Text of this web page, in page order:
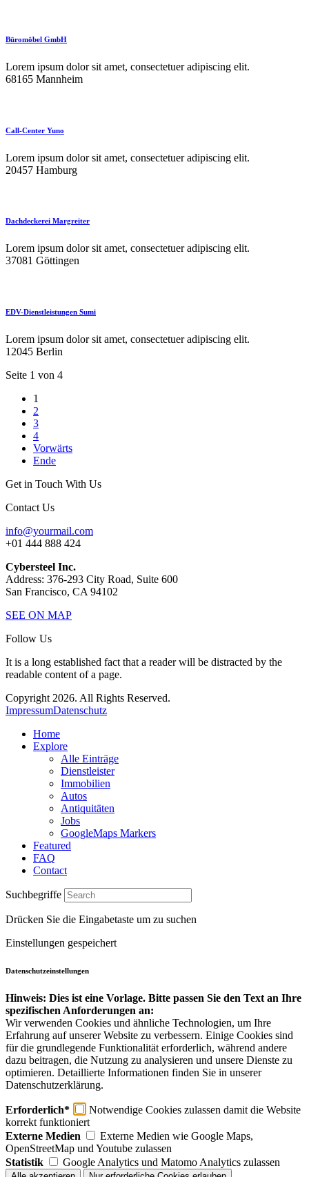
Büromöbel GmbH
Lorem ipsum dolor sit amet, consectetuer adipiscing elit.
68165 Mannheim
Call-Center Yuno
Lorem ipsum dolor sit amet, consectetuer adipiscing elit.
20457 Hamburg
Dachdeckerei Margreiter
Lorem ipsum dolor sit amet, consectetuer adipiscing elit.
37081 Göttingen
EDV-Dienstleistungen Sumi
Lorem ipsum dolor sit amet, consectetuer adipiscing elit.
12045 Berlin
Seite 1 von 4
1
2
3
4
Vorwärts
Ende
Get in Touch With Us
Contact Us
info@yourmail.com
+01 444 888 424
Cybersteel Inc.
Address: 376-293 City Road, Suite 600
San Francisco, CA 94102
SEE ON MAP
Follow Us
It is a long established fact that a reader will be distracted by the
readable content of a page.
Copyright 2026. All Rights Reserved.
ImpressumDatenschutz
Home
Explore
Alle Einträge
Dienstleister
Immobilien
Autos
Antiquitäten
Jobs
GoogleMaps Markers
Featured
FAQ
Contact
Suchbegriffe
Drücken Sie die Eingabetaste um zu suchen
Einstellungen gespeichert
Datenschutzeinstellungen
Hinweis: Dies ist eine Vorlage. Bitte passen Sie den Text an Ihre
spezifischen Anforderungen an:
Wir verwenden Cookies und ähnliche Technologien, um Ihre
Erfahrung auf unserer Website zu verbessern. Einige Cookies sind
für die grundlegende Funktionalität erforderlich, während andere
dazu beitragen, die Nutzung zu analysieren und unsere Dienste zu
optimieren. Detaillierte Informationen finden Sie in unserer
Datenschutzerklärung.
Erforderlich*
Notwendige Cookies zulassen damit die Website
korrekt funktioniert
Externe Medien
Externe Medien wie Google Maps,
OpenStreetMap und Youtube zulassen
Statistik
Google Analytics und Matomo Analytics zulassen